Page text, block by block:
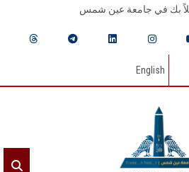
بك في جامعة عين شمس
English